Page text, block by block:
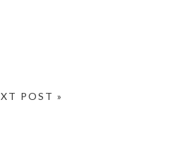
POST »